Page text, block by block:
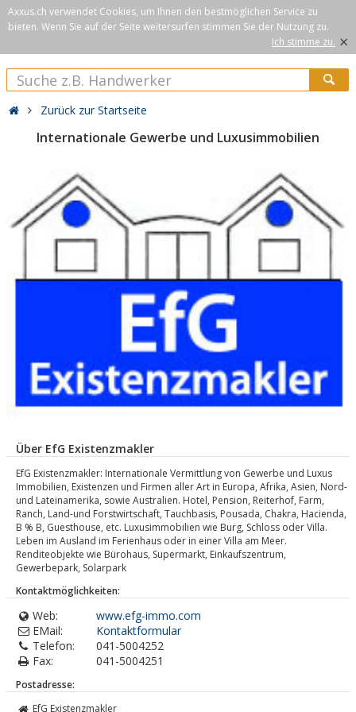
Axxus.ch verwendet Cookies, um Ihnen den bestmöglichen Service zu
bieten. Wenn Sie auf der Seite weitersurfen stimmen Sie der Nutzung zu.
Ich stimme zu. ×
Zurück zur Startseite
Internationale Gewerbe und Luxusimmobilien
Über EfG Existenzmakler
EfG Existenzmakler: Internationale Vermittlung von Gewerbe und Luxus
Immobilien, Existenzen und Firmen aller Art in Europa, Afrika, Asien, Nord-
und Lateinamerika, sowie Australien. Hotel, Pension, Reiterhof, Farm,
Ranch, Land-und Forstwirtschaft, Tauchbasis, Pousada, Chakra, Hacienda,
B % B, Guesthouse, etc. Luxusimmobilien wie Burg, Schloss oder Villa.
Leben im Ausland im Ferienhaus oder in einer Villa am Meer.
Renditeobjekte wie Bürohaus, Supermarkt, Einkaufszentrum,
Gewerbepark, Solarpark
Kontaktmöglichkeiten:
Web:
www.efg-immo.com
EMail:
Kontaktformular
Telefon:
041-5004252
Fax:
041-5004251
Postadresse:
EfG Existenzmakler